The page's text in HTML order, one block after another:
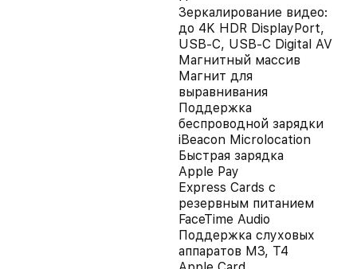
Зеркалирование видео:
до 4K HDR DisplayPort,
USB-C, USB-C Digital AV
Магнитный массив
Магнит для
выравнивания
Поддержка
беспроводной зарядки
iBeacon Microlocation
Быстрая зарядка
Apple Pay
Express Cards с
резервным питанием
FaceTime Audio
Поддержка слуховых
аппаратов M3, T4